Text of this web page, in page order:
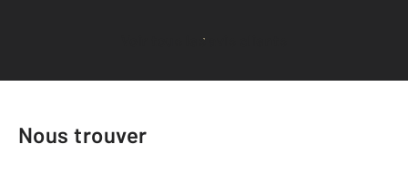
Voir tous les avis clients
Nous trouver